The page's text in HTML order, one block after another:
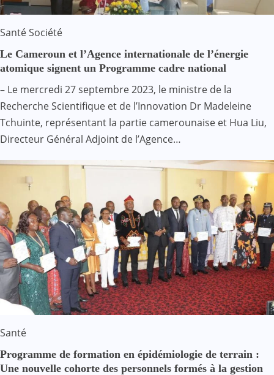
SantéSociété
Le Cameroun et l’Agence internationale de l’énergie
atomique signent un Programme cadre national
– Le mercredi 27 septembre 2023, le ministre de la
Recherche Scientifique et de l’Innovation Dr Madeleine
Tchuinte, représentant la partie camerounaise et Hua Liu,
Directeur Général Adjoint de l’Agence…
Santé
Programme de formation en épidémiologie de terrain :
Une nouvelle cohorte des personnels formés à la gestion